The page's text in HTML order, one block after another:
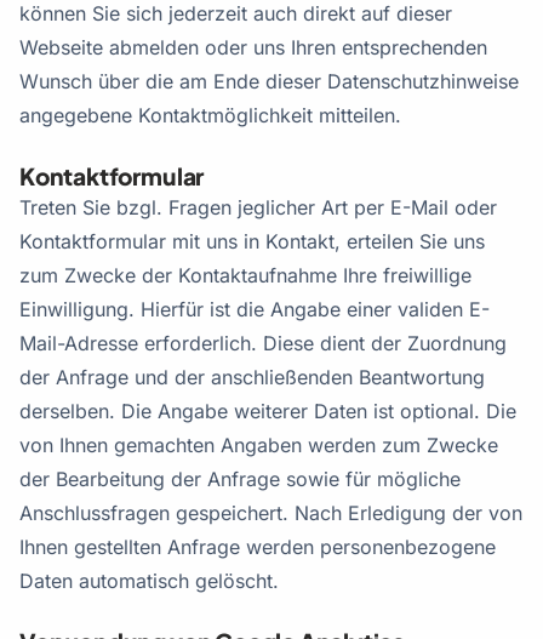
können Sie sich jederzeit auch direkt auf dieser
Webseite abmelden oder uns Ihren entsprechenden
Wunsch über die am Ende dieser Datenschutzhinweise
angegebene Kontaktmöglichkeit mitteilen.
Kontaktformular
Treten Sie bzgl. Fragen jeglicher Art per E-Mail oder
Kontaktformular mit uns in Kontakt, erteilen Sie uns
zum Zwecke der Kontaktaufnahme Ihre freiwillige
Einwilligung. Hierfür ist die Angabe einer validen E-
Mail-Adresse erforderlich. Diese dient der Zuordnung
der Anfrage und der anschließenden Beantwortung
derselben. Die Angabe weiterer Daten ist optional. Die
von Ihnen gemachten Angaben werden zum Zwecke
der Bearbeitung der Anfrage sowie für mögliche
Anschlussfragen gespeichert. Nach Erledigung der von
Ihnen gestellten Anfrage werden personenbezogene
Daten automatisch gelöscht.